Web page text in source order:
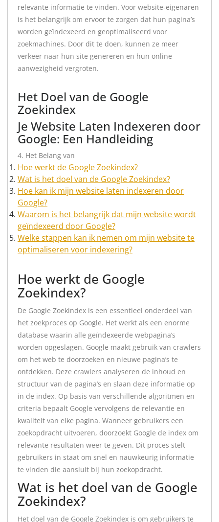
relevante informatie te vinden. Voor website-eigenaren
is het belangrijk om ervoor te zorgen dat hun pagina’s
worden geïndexeerd en geoptimaliseerd voor
zoekmachines. Door dit te doen, kunnen ze meer
verkeer naar hun site genereren en hun online
aanwezigheid vergroten.
Het Doel van de Google
Zoekindex
Je Website Laten Indexeren door
Google: Een Handleiding
4. Het Belang van
Hoe werkt de Google Zoekindex?
Wat is het doel van de Google Zoekindex?
Hoe kan ik mijn website laten indexeren door
Google?
Waarom is het belangrijk dat mijn website wordt
geïndexeerd door Google?
Welke stappen kan ik nemen om mijn website te
optimaliseren voor indexering?
Hoe werkt de Google
Zoekindex?
De Google Zoekindex is een essentieel onderdeel van
het zoekproces op Google. Het werkt als een enorme
database waarin alle geïndexeerde webpagina’s
worden opgeslagen. Google maakt gebruik van crawlers
om het web te doorzoeken en nieuwe pagina’s te
ontdekken. Deze crawlers analyseren de inhoud en
structuur van de pagina’s en slaan deze informatie op
in de index. Op basis van verschillende algoritmen en
criteria bepaalt Google vervolgens de relevantie en
kwaliteit van elke pagina. Wanneer gebruikers een
zoekopdracht uitvoeren, doorzoekt Google de index om
relevante resultaten weer te geven. Dit proces stelt
gebruikers in staat om snel en nauwkeurig informatie
te vinden die aansluit bij hun zoekopdracht.
Wat is het doel van de Google
Zoekindex?
Het doel van de Google Zoekindex is om gebruikers te